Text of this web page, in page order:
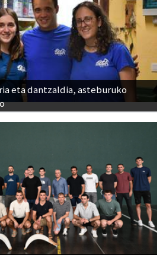
eta dantzaldia, asteburuko